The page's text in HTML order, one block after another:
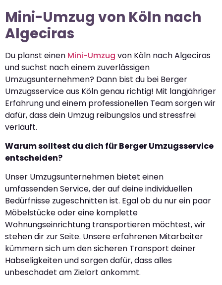
Mini-Umzug von Köln nach
Algeciras
Du planst einen Mini-Umzug von Köln nach Algeciras
und suchst nach einem zuverlässigen
Umzugsunternehmen? Dann bist du bei Berger
Umzugsservice aus Köln genau richtig! Mit langjähriger
Erfahrung und einem professionellen Team sorgen wir
dafür, dass dein Umzug reibungslos und stressfrei
verläuft.
Warum solltest du dich für Berger Umzugsservice
entscheiden?
Unser Umzugsunternehmen bietet einen
umfassenden Service, der auf deine individuellen
Bedürfnisse zugeschnitten ist. Egal ob du nur ein paar
Möbelstücke oder eine komplette
Wohnungseinrichtung transportieren möchtest, wir
stehen dir zur Seite. Unsere erfahrenen Mitarbeiter
kümmern sich um den sicheren Transport deiner
Habseligkeiten und sorgen dafür, dass alles
unbeschadet am Zielort ankommt.